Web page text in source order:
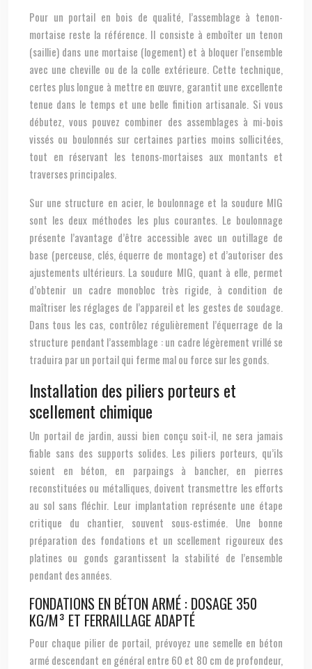
Pour un portail en bois de qualité, l’assemblage à tenon-
mortaise reste la référence. Il consiste à emboîter un tenon
(saillie) dans une mortaise (logement) et à bloquer l’ensemble
avec une cheville ou de la colle extérieure. Cette technique,
certes plus longue à mettre en œuvre, garantit une excellente
tenue dans le temps et une belle finition artisanale. Si vous
débutez, vous pouvez combiner des assemblages à mi-bois
vissés ou boulonnés sur certaines parties moins sollicitées,
tout en réservant les tenons-mortaises aux montants et
traverses principales.
Sur une structure en acier, le boulonnage et la soudure MIG
sont les deux méthodes les plus courantes. Le boulonnage
présente l’avantage d’être accessible avec un outillage de
base (perceuse, clés, équerre de montage) et d’autoriser des
ajustements ultérieurs. La soudure MIG, quant à elle, permet
d’obtenir un cadre monobloc très rigide, à condition de
maîtriser les réglages de l’appareil et les gestes de soudage.
Dans tous les cas, contrôlez régulièrement l’équerrage de la
structure pendant l’assemblage : un cadre légèrement vrillé se
traduira par un portail qui ferme mal ou force sur les gonds.
Installation des piliers porteurs et
scellement chimique
Un portail de jardin, aussi bien conçu soit-il, ne sera jamais
fiable sans des supports solides. Les piliers porteurs, qu’ils
soient en béton, en parpaings à bancher, en pierres
reconstituées ou métalliques, doivent transmettre les efforts
au sol sans fléchir. Leur implantation représente une étape
critique du chantier, souvent sous-estimée. Une bonne
préparation des fondations et un scellement rigoureux des
platines ou gonds garantissent la stabilité de l’ensemble
pendant des années.
FONDATIONS EN BÉTON ARMÉ : DOSAGE 350
KG/M³ ET FERRAILLAGE ADAPTÉ
Pour chaque pilier de portail, prévoyez une semelle en béton
armé descendant en général entre 60 et 80 cm de profondeur,